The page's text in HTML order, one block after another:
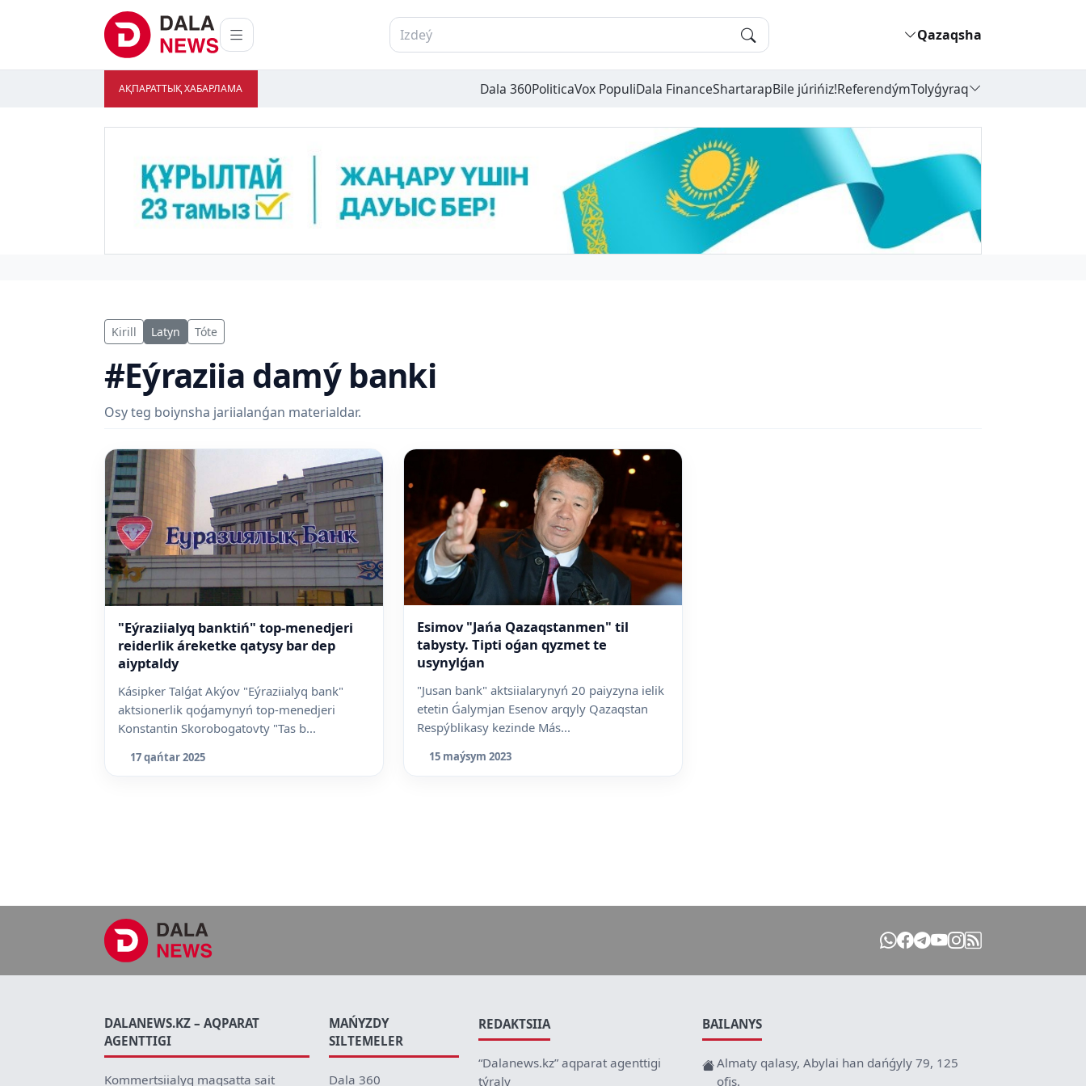
Qazaqsha
АҚПАРАТТЫҚ ХАБАРЛАМА Dala 360PoliticaVox PopuliDala FinanceShartarapBile júrińiz!ReferendýmTolyǵyraq
Kirill Latyn Tóte
#Eýraziia damý banki
Osy teg boiynsha jariialanǵan materialdar.
"Eýraziialyq banktiń" top-menedjeri
reiderlik áreketke qatysy bar dep
aiyptaldy
Kásipker Talǵat Akýov "Eýraziialyq bank"
aktsionerlik qoǵamynyń top-menedjeri
Konstantin Skorobogatovty "Tas b...
17 qańtar 2025
Esimov "Jańa Qazaqstanmen" til
tabysty. Tipti oǵan qyzmet te
usynylǵan
"Jusan bank" aktsiialarynyń 20 paiyzyna ielik
etetin Ǵalymjan Esenov arqyly Qazaqstan
Respýblikasy kezinde Más...
15 maýsym 2023
DALANEWS.KZ – AQPARAT
AGENTTIGI
Kommertsiialyq maqsatta sait
MAŃYZDY
SILTEMELER
Dala 360
REDAKTSIIA
“Dalanews.kz” aqparat agenttigi
týraly
BAILANYS
Almaty qalasy, Abylai han dańǵyly 79, 125
ofis.